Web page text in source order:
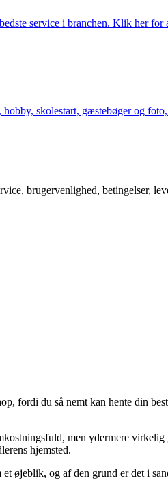
service i branchen. Klik her for
skolestart, gæstebøger og
brugervenlighed, betingelser,
fordi du så nemt kan hente din
men ydermere
hjemsted.
øjeblik, og af den grund er det i